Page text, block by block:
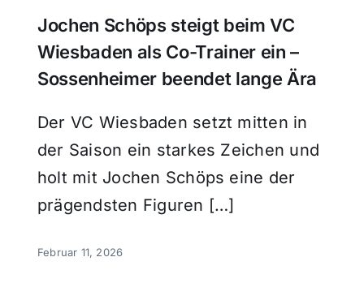
Jochen Schöps steigt beim VC
Wiesbaden als Co-Trainer ein –
Sossenheimer beendet lange Ära
Der VC Wiesbaden setzt mitten in
der Saison ein starkes Zeichen und
holt mit Jochen Schöps eine der
prägendsten Figuren […]
Februar 11, 2026